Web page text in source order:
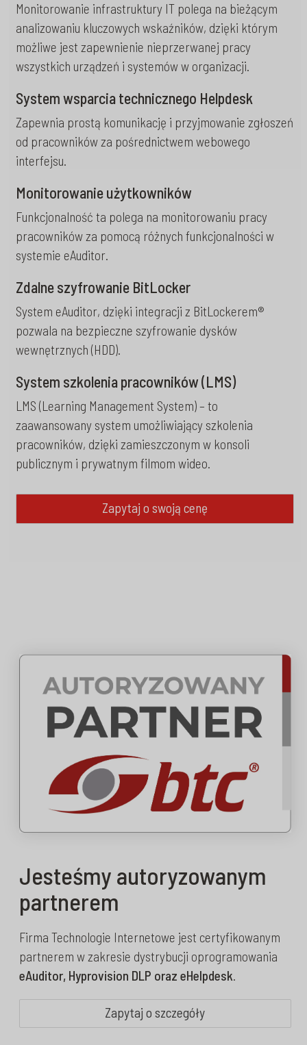
Monitorowanie infrastruktury IT polega na bieżącym
analizowaniu kluczowych wskaźników, dzięki którym
możliwe jest zapewnienie nieprzerwanej pracy
wszystkich urządzeń i systemów w organizacji.
System wsparcia technicznego Helpdesk
Zapewnia prostą komunikację i przyjmowanie zgłoszeń
od pracowników za pośrednictwem webowego
interfejsu.
Monitorowanie użytkowników
Funkcjonalność ta polega na monitorowaniu pracy
pracowników za pomocą różnych funkcjonalności w
systemie eAuditor.
Zdalne szyfrowanie BitLocker
System eAuditor, dzięki integracji z BitLockerem®
pozwala na bezpieczne szyfrowanie dysków
wewnętrznych (HDD).
System szkolenia pracowników (LMS)
LMS (Learning Management System) – to
zaawansowany system umożliwiający szkolenia
pracowników, dzięki zamieszczonym w konsoli
publicznym i prywatnym filmom wideo.
Zapytaj o swoją cenę
Jesteśmy autoryzowanym
partnerem
Firma Technologie Internetowe jest certyfikowanym
partnerem w zakresie dystrybucji oprogramowania
eAuditor, Hyprovision DLP oraz eHelpdesk.
Zapytaj o szczegóły